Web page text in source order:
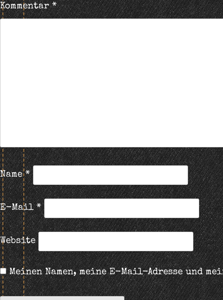
Kommentar*
Name*
E-Mail*
Website
Meinen Namen, meine E-Mail-Adresse und